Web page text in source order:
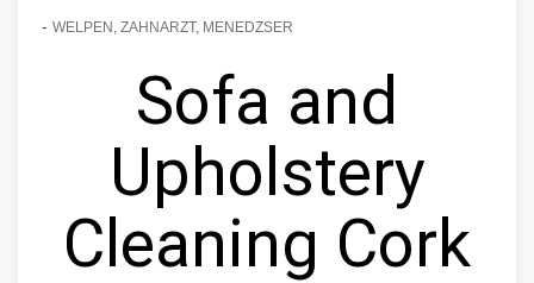
- WELPEN, ZAHNARZT, MENEDZSER
Sofa and
Upholstery
Cleaning Cork